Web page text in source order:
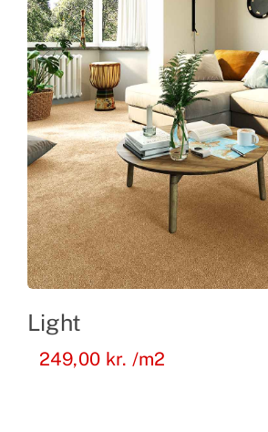
Light
249,00 kr. /m2